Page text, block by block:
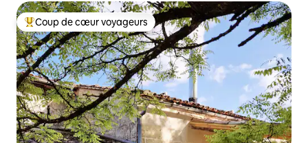
Coups de cœur voyageurs les plus appréciés
Coup de cœur voyageurs